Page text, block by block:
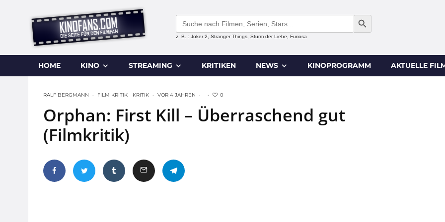
Search
for:
SEARCH BUTTON
z. B. : Joker 2, Stranger Things, Sturm der Liebe, Furiosa
HOME KINO STREAMING KRITIKEN NEWS KINOPROGRAMM AKTUELLE
RALF BERGMANN · FILM KRITIK KRITIK · VOR 4 JAHREN · · 0
Orphan: First Kill – Überraschend gut
(Filmkritik)